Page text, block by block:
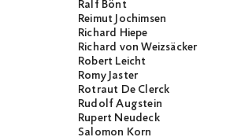
Ralf Bönt
Reimut Jochimsen
Richard Hiepe
Richard von Weizsäcker
Robert Leicht
Romy Jaster
Rotraut De Clerck
Rudolf Augstein
Rupert Neudeck
Salomon Korn